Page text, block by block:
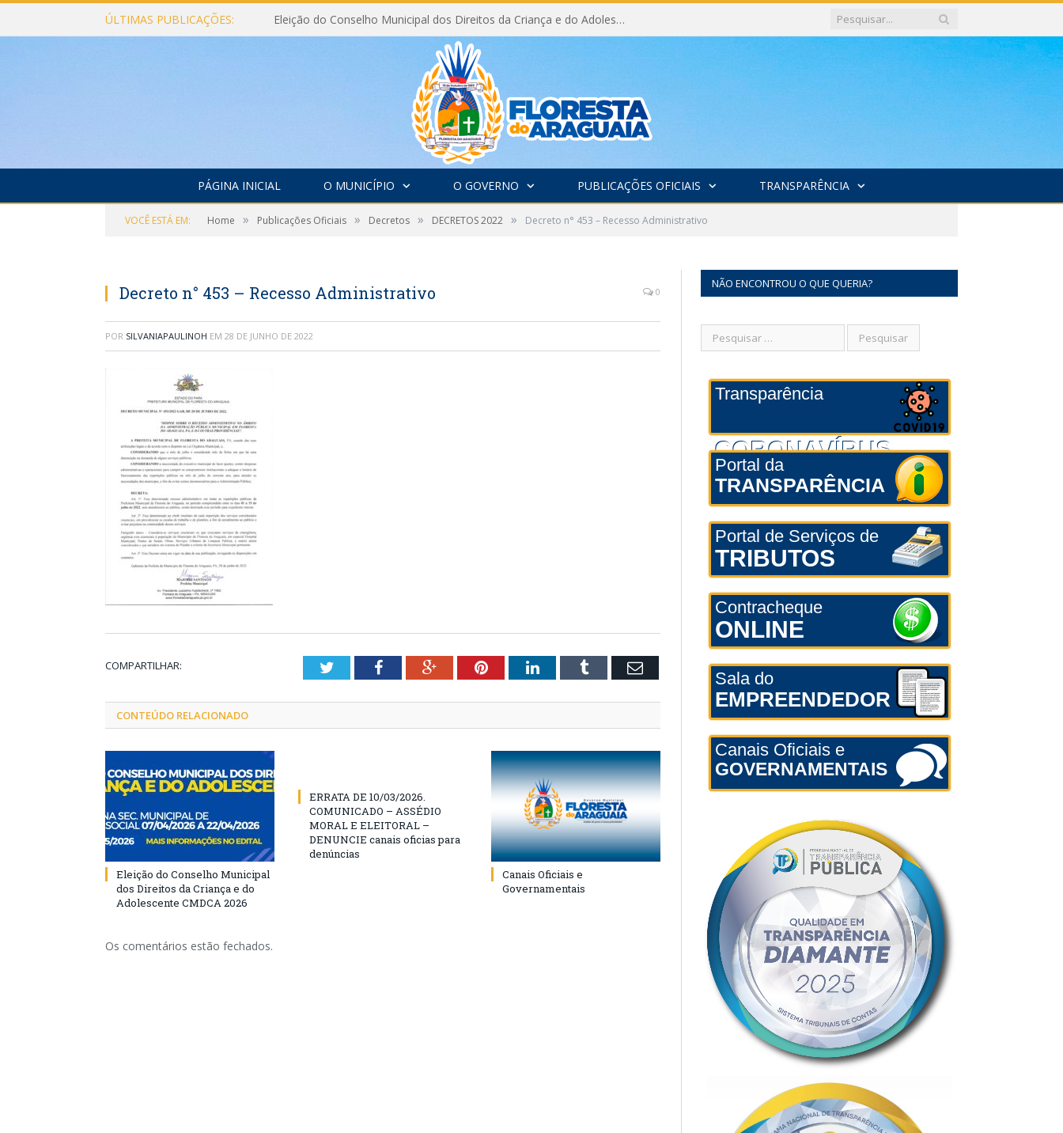
ÚLTIMAS PUBLICAÇÕES: Eleição do Conselho Municipal dos Direitos da Criança e do Adolescente CMDCA 2026
PÁGINA INICIAL O MUNICÍPIO O GOVERNO PUBLICAÇÕES OFICIAIS TRANSPARÊNCIA
VOCÊ ESTÁ EM: Home » Publicações Oficiais » Decretos » DECRETOS 2022 » Decreto n° 453 – Recesso Administrativo
Decreto n° 453 – Recesso Administrativo 0
POR SILVANIAPAULINOH EM 28 DE JUNHO DE 2022
COMPARTILHAR: TwitterFacebookGoogle+PinterestLinkedInTumblr Email
CONTEÚDO RELACIONADO
Eleição do Conselho Municipal
dos Direitos da Criança e do
Adolescente CMDCA 2026
ERRATA DE 10/03/2026.
COMUNICADO – ASSÉDIO
MORAL E ELEITORAL –
DENUNCIE canais oficias para
denúncias
Canais Oficiais e
Governamentais
Os comentários estão fechados.
NÃO ENCONTROU O QUE QUERIA?
Transparência
CORONAVÍRUS
Portal da
TRANSPARÊNCIA
Portal de Serviços de
TRIBUTOS
Contracheque
ONLINE
Sala do
EMPREENDEDOR
Canais Oficiais e
GOVERNAMENTAIS